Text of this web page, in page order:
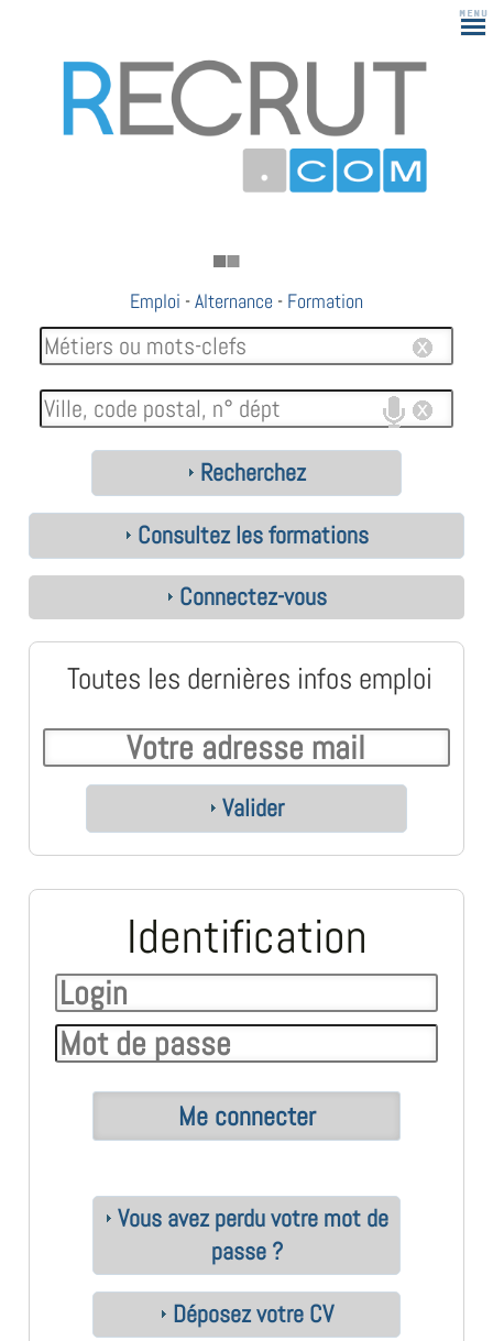
Emploi -Alternance - Formation
Recherchez
Consultez les formations
Connectez-vous
Toutes les dernières infos emploi
Valider
Identification
Vous avez perdu votre mot de
passe ?
Déposez votre CV